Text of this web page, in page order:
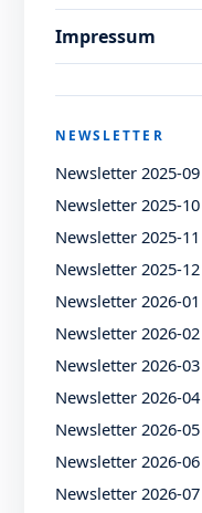
Impressum
NEWSLETTER
Newsletter 2025-09
Newsletter 2025-10
Newsletter 2025-11
Newsletter 2025-12
Newsletter 2026-01
Newsletter 2026-02
Newsletter 2026-03
Newsletter 2026-04
Newsletter 2026-05
Newsletter 2026-06
Newsletter 2026-07